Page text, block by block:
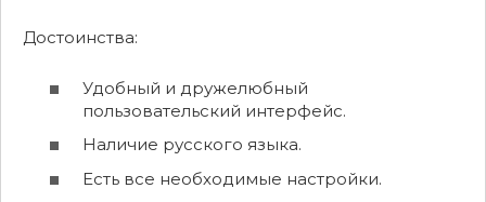
Достоинства:
Удобный и дружелюбный
пользовательский интерфейс.
Наличие русского языка.
Есть все необходимые настройки.